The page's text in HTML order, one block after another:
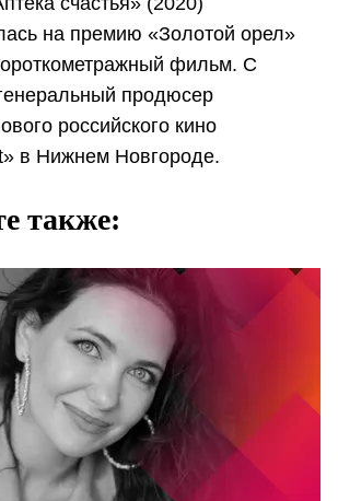
на премию «Золотой орел»
фильм. С
продюсер
российского кино
в Нижнем Новгороде.
также: